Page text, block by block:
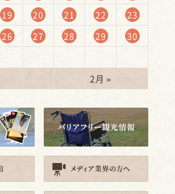
19 20 21 22
23
26 27 28 29
30
2月 »